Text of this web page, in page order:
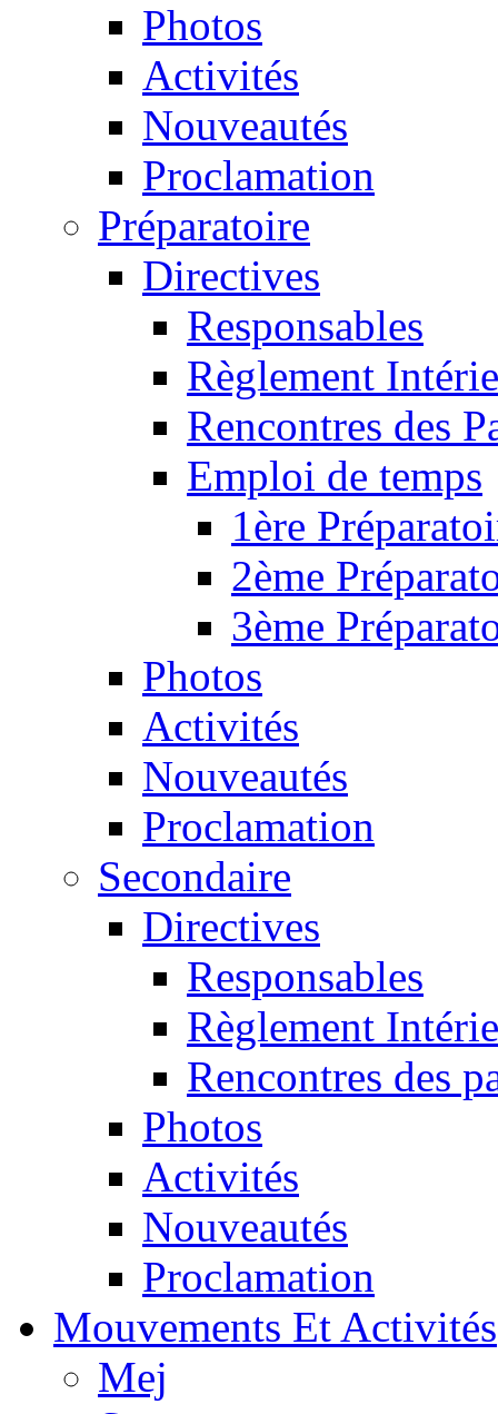
Photos
Activités
Nouveautés
Proclamation
Préparatoire
Directives
Responsables
Règlement
Rencontres des
Emploi de temps
1ère
2ème
3ème
Photos
Activités
Nouveautés
Proclamation
Secondaire
Directives
Responsables
Règlement
Rencontres des
Photos
Activités
Nouveautés
Proclamation
Mouvements Et Activités
Mej